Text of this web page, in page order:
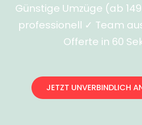
Günstige Umzüge (ab 149
professionell ✓ Team
Offerte in 60
JETZT UNVERBINDLICH